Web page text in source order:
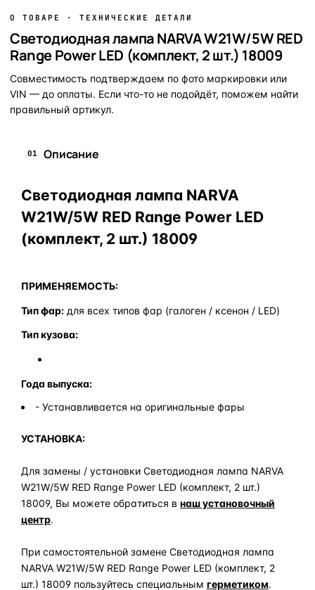
О ТОВАРЕ · ТЕХНИЧЕСКИЕ ДЕТАЛИ
Светодиодная лампа NARVA W21W/5W RED
Range Power LED (комплект, 2 шт.) 18009
Совместимость подтверждаем по фото маркировки или
VIN — до оплаты. Если что-то не подойдёт, поможем найти
правильный артикул.
01 Описание
Светодиодная лампа NARVA
W21W/5W RED Range Power LED
(комплект, 2 шт.) 18009
ПРИМЕНЯЕМОСТЬ:
Тип фар: для всех типов фар (галоген / ксенон / LED)
Тип кузова:
Года выпуска:
- Устанавливается на оригинальные фары
УСТАНОВКА:
Для замены / установки Светодиодная лампа NARVA
W21W/5W RED Range Power LED (комплект, 2 шт.)
18009, Вы можете обратиться в наш установочный
центр.
При самостоятельной замене Светодиодная лампа
NARVA W21W/5W RED Range Power LED (комплект, 2
шт.) 18009 пользуйтесь специальным герметиком.